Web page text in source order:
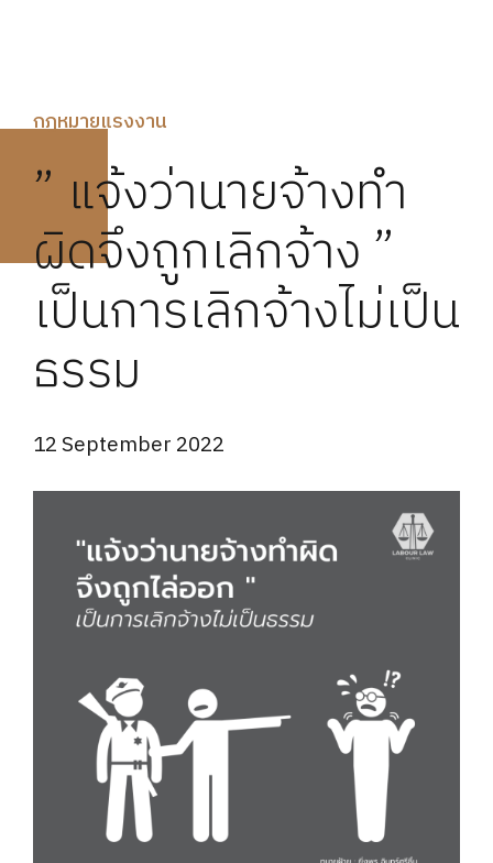
กฏหมายแรงงาน
” แจ้งว่านายจ้างทำ
ผิดจึงถูกเลิกจ้าง ”
เป็นการเลิกจ้างไม่เป็น
ธรรม
12 September 2022